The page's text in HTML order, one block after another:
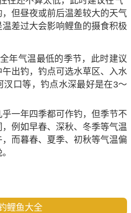
但昼夜或前后温差较大的天气
差过大会影响鲤鱼的摄食积极
年气温最低的季节，此时建议
出钓，钓点可选水草区、入水
汊口等，钓点水深最好是在3～
一年四季都可作钓，但季节不
例如早春、深秋、冬季等气温
而暮春、夏季、初秋等气温偏
鲤鱼大全